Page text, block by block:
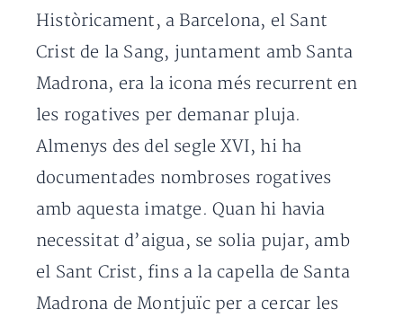
Històricament, a Barcelona, el Sant
Crist de la Sang, juntament amb Santa
Madrona, era la icona més recurrent en
les rogatives per demanar pluja.
Almenys des del segle XVI, hi ha
documentades nombroses rogatives
amb aquesta imatge. Quan hi havia
necessitat d’aigua, se solia pujar, amb
el Sant Crist, fins a la capella de Santa
Madrona de Montjuïc per a cercar les